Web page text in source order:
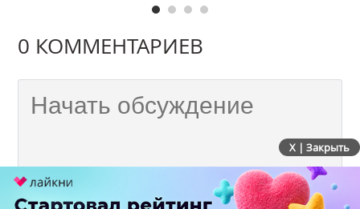
0 КОММЕНТАРИЕВ
X | Закрыть